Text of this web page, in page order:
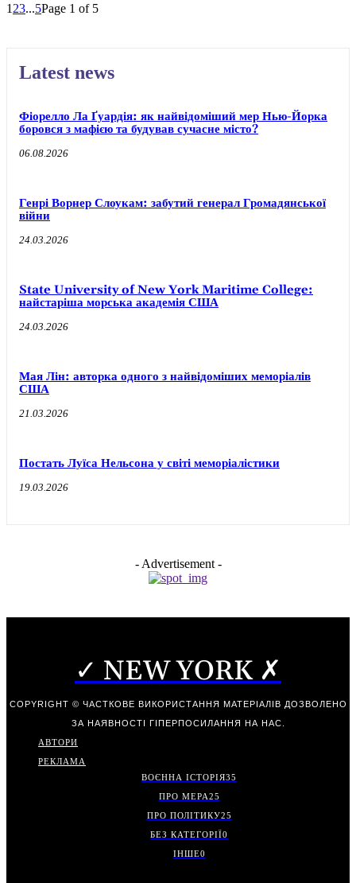
1 23...5Page 1 of 5
Latest news
Фіорелло Ла Ґуардія: як найвідоміший мер Нью-Йорка
боровся з мафією та будував сучасне місто?
06.08.2026
Генрі Ворнер Слоукам: забутий генерал Громадянської
війни
24.03.2026
State University of New York Maritime College:
найстаріша морська академія США
24.03.2026
Мая Лін: авторка одного з найвідоміших меморіалів
США
21.03.2026
Постать Луїса Нельсона у світі меморіалістики
19.03.2026
- Advertisement -
✓ NEW YORK ✗
COPYRIGHT © ЧАСТКОВЕ ВИКОРИСТАННЯ МАТЕРІАЛІВ ДОЗВОЛЕНО
ЗА НАЯВНОСТІ ГІПЕРПОСИЛАННЯ НА НАС.
АВТОРИ
РЕКЛАМА
ВОЄННА ІСТОРІЯ35
ПРО МЕРА25
ПРО ПОЛІТИКУ25
БЕЗ КАТЕГОРІЇ0
ІНШЕ0